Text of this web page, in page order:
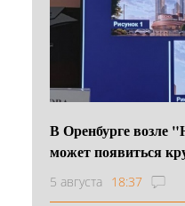
В Оренбурге возле
может появиться
5 августа 18:37